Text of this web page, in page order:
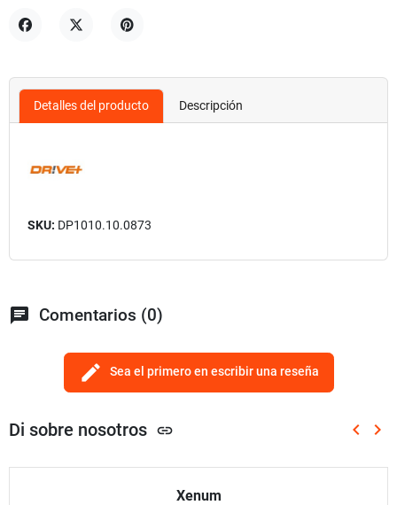
Detalles del producto Descripción
SKU: DP1010.10.0873
chat Comentarios (0)
edit Sea el primero en escribir una reseña
Di sobre nosotros link keyboard_arrow_left keyboard_arrow_right
Xenum